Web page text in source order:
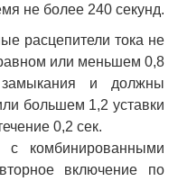
не более 240 секунд.
расцепители тока не
или меньшем 0,8
замыкания и должны
большем 1,2 уставки
0,2 сек.
с комбинированными
включение по